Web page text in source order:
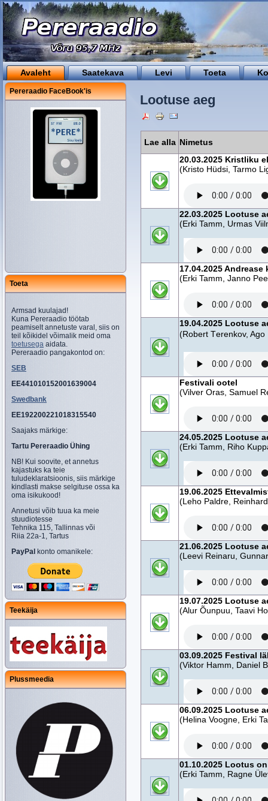
Avaleht Saatekava Levi Toeta
Pereraadio FaceBook'is
Toeta
Armsad kuulajad!
Kuna Pereraadio töötab
peamiselt annetuste varal, siis on
teil kõikidel võimalik meid oma
toetusega aidata.
Pereraadio pangakontod on:
SEB
EE441010152001639004
Swedbank
EE192200221018315540
Saajaks märkige:
Tartu Pereraadio Ühing
NB! Kui soovite, et annetus
kajastuks ka teie
tuludeklaratsioonis, siis märkige
kindlasti makse selgituse ossa ka
oma isikukood!
Annetusi võib tuua ka meie
stuudiotesse
Tehnika 115, Tallinnas või
Riia 22a-1, Tartus
PayPal konto omanikele:
Teekäija
Plussmeedia
Lootuse aeg
Lae alla Nimetus
20.03.2025 Kristliku
(Kristo Hüdsi, Tarmo
22.03.2025 Lootuse
(Erki Tamm, Urmas
17.04.2025 Andrease
(Erki Tamm, Janno
19.04.2025 Lootuse
(Robert Terenkov,
Festivali ootel
(Vilver Oras, Samuel
24.05.2025 Lootuse
(Erki Tamm, Riho
19.06.2025
(Leho Paldre,
21.06.2025 Lootuse
(Leevi Reinaru,
19.07.2025 Lootuse
(Alur Õunpuu, Taavi
03.09.2025 Festival
(Viktor Hamm, Daniel
06.09.2025 Lootuse
(Helina Voogne, Erki
01.10.2025 Lootus
(Erki Tamm, Ragne